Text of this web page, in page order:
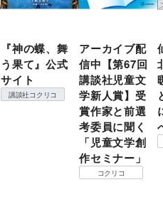
『神の蝶、舞
う果て』公式
サイト
講談社コクリコ
アーカイブ配
信中【第67回
講談社児童文
学新人賞】受
賞作家と前選
考委員に聞く
「児童文学創
作セミナー」
コクリコ